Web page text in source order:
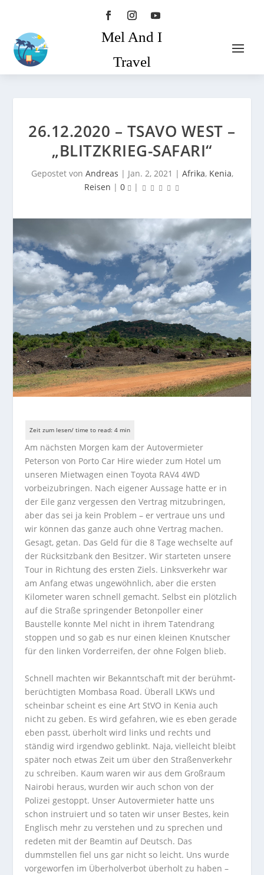
Mel And I
Travel
26.12.2020 – TSAVO WEST –
„BLITZKRIEG-SAFARI“
Gepostet von Andreas | Jan. 2, 2021 | Afrika, Kenia,
Reisen | 0 |
Am nächsten Morgen kam der Autovermieter
Peterson von Porto Car Hire wieder zum Hotel um
unseren Mietwagen einen Toyota RAV4 4WD
vorbeizubringen. Nach eigener Aussage hatte er in
der Eile ganz vergessen den Vertrag mitzubringen,
aber das sei ja kein Problem – er vertraue uns und
wir können das ganze auch ohne Vertrag machen.
Gesagt, getan. Das Geld für die 8 Tage wechselte auf
der Rücksitzbank den Besitzer. Wir starteten unsere
Tour in Richtung des ersten Ziels. Linksverkehr war
am Anfang etwas ungewöhnlich, aber die ersten
Kilometer waren schnell gemacht. Selbst ein plötzlich
auf die Straße springender Betonpoller einer
Baustelle konnte Mel nicht in ihrem Tatendrang
stoppen und so gab es nur einen kleinen Knutscher
für den linken Vorderreifen, der ohne Folgen blieb.
Schnell machten wir Bekanntschaft mit der berühmt-
berüchtigten Mombasa Road. Überall LKWs und
scheinbar scheint es eine Art StVO in Kenia auch
nicht zu geben. Es wird gefahren, wie es eben gerade
eben passt, überholt wird links und rechts und
ständig wird irgendwo geblinkt. Naja, vielleicht bleibt
später noch etwas Zeit um über den Straßenverkehr
zu schreiben. Kaum waren wir aus dem Großraum
Nairobi heraus, wurden wir auch schon von der
Polizei gestoppt. Unser Autovermieter hatte uns
schon instruiert und so taten wir unser Bestes, kein
Englisch mehr zu verstehen und zu sprechen und
redeten mit der Beamtin auf Deutsch. Das
dummstellen fiel uns gar nicht so leicht. Uns wurde
vorgeworfen im Überholverbot überholt zu haben –